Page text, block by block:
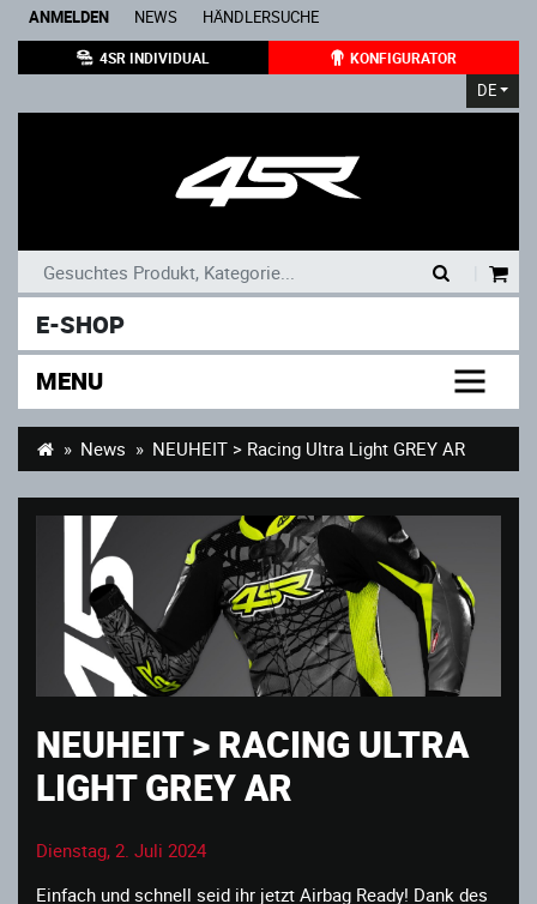
ANMELDEN NEWS HÄNDLERSUCHE
4SR INDIVIDUAL KONFIGURATOR
DE
E-SHOP
MENU
News NEUHEIT > Racing Ultra Light GREY AR
NEUHEIT > RACING ULTRA
LIGHT GREY AR
Dienstag, 2. Juli 2024
Einfach und schnell seid ihr jetzt Airbag Ready! Dank des